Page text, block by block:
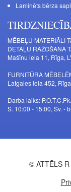
Laminēts bērza
MĒBEĻU MATERIĀLI
DETAĻU RAŽOŠANA
Mašīnu iela 11, Rīga,
FURNITŪRA
Latgales iela 452,
Darba laiks:
S. 10:00 - 15:00, Sv. -
© ATTĒLS